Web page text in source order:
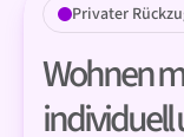
Privater
Wohnen
individuell